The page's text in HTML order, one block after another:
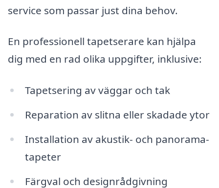
service som passar just dina behov.
En professionell tapetserare kan hjälpa
dig med en rad olika uppgifter, inklusive:
Tapetsering av väggar och tak
Reparation av slitna eller skadade ytor
Installation av akustik- och panorama-
tapeter
Färgval och designrådgivning